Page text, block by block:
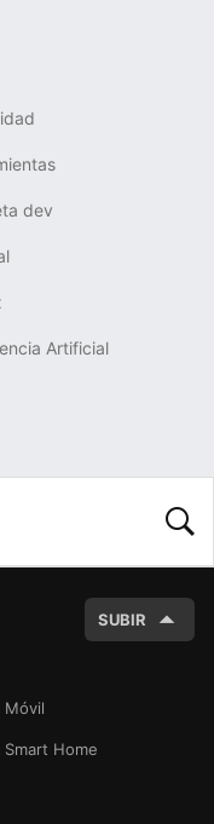
dev
Artificial
SUBIR
Móvil
Smart Home